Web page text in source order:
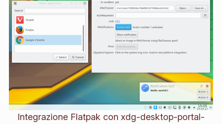
Integrazione Flatpak con xdg-desktop-portal-